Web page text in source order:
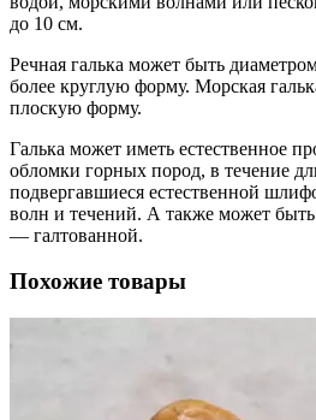
до 10 см.
Речная галька может быть
более круглую форму. Морская
плоскую форму.
Галька может иметь естественное
обломки горных пород, в течение
подвергавшиеся естественной
волн и течений. А также может быть
— галтованной.
Похожие товары